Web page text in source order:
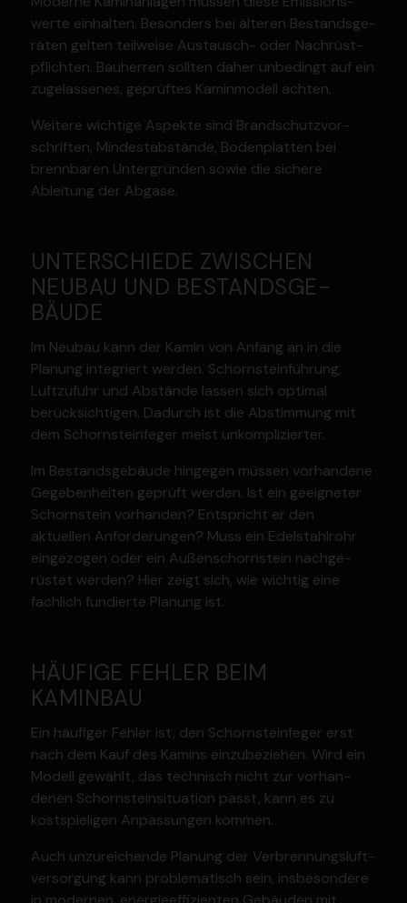
werte einhalten. Besonders bei älteren Bestands­ge­
räten gelten teilweise Austausch- oder Nachrüst­
pflichten. Bauherren sollten daher unbedingt auf ein
zugelas­senes, geprüftes Kamin­modell achten.
Weitere wichtige Aspekte sind Brand­schutz­vor­
schriften, Mindest­ab­stände, Boden­platten bei
brenn­baren Unter­gründen sowie die sichere
Ableitung der Abgase.
UNTER­SCHIEDE ZWISCHEN
NEUBAU UND BESTANDS­GE­
BÄUDE
Im Neubau kann der Kamin von Anfang an in die
Planung integriert werden. Schorn­stein­führung,
Luftzufuhr und Abstände lassen sich optimal
berück­sich­tigen. Dadurch ist die Abstimmung mit
dem Schorn­stein­feger meist unkom­pli­zierter.
Im Bestands­ge­bäude hingegen müssen vorhandene
Gegeben­heiten geprüft werden. Ist ein geeig­neter
Schorn­stein vorhanden? Entspricht er den
aktuellen Anfor­de­rungen? Muss ein Edelstahlrohr
einge­zogen oder ein Außen­schorn­stein nachge­
rüstet werden? Hier zeigt sich, wie wichtig eine
fachlich fundierte Planung ist.
HÄUFIGE FEHLER BEIM
KAMINBAU
Ein häufiger Fehler ist, den Schorn­stein­feger erst
nach dem Kauf des Kamins einzu­be­ziehen. Wird ein
Modell gewählt, das technisch nicht zur vorhan­
denen Schorn­stein­si­tuation passt, kann es zu
kostspie­ligen Anpas­sungen kommen.
Auch unzurei­chende Planung der Verbren­nungs­luft­
ver­sorgung kann proble­ma­tisch sein, insbe­sondere